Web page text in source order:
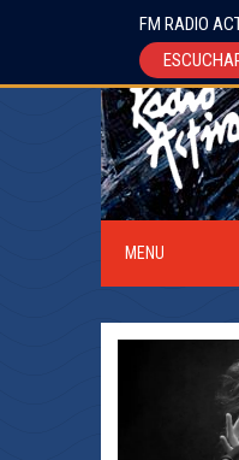
MENU
FM RADIO